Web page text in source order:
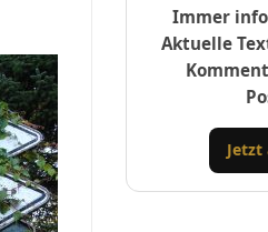
Immer
Aktuelle
Jetzt